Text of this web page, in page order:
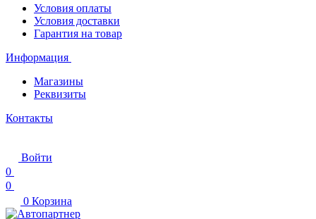
Условия оплаты
Условия доставки
Гарантия на товар
Информация
Магазины
Реквизиты
Контакты
Войти
0
0
0 Корзина